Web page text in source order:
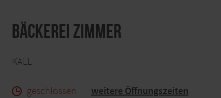
Bäckerei Zimmer
KALL
geschlossen
weitere Öffnungszeiten